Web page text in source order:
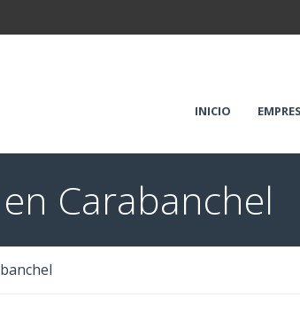
INICIO
Carabanchel